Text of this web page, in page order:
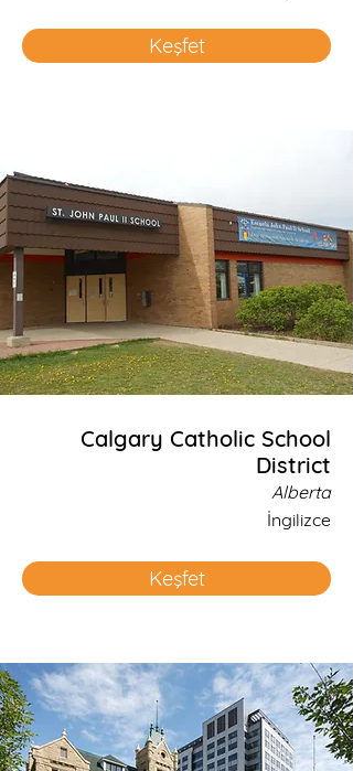
Keşfet
Calgary Catholic School
District
Alberta
İngilizce
Keşfet